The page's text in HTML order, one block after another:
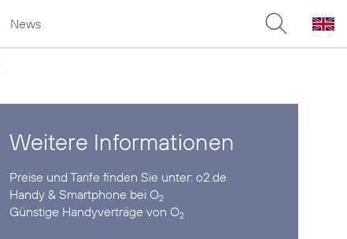
News
Weitere Informationen
Preise und Tarife finden Sie unter:o2.de
Handy & Smartphone bei O2
Günstige Handyverträgevon O2